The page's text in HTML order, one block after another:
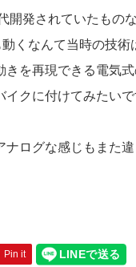
開発されていたもの
くなんて当時の技術
を再現できる電気
クに付けてみたい
ログな感じもまた
Pin it